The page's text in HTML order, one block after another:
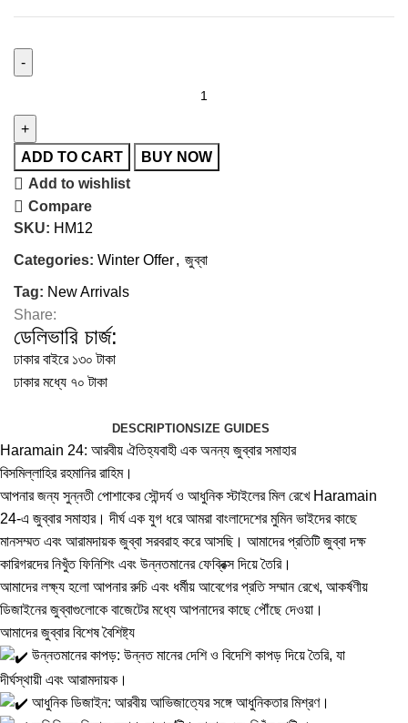
ADD TO CART
BUY NOW
Add to wishlist
Compare
SKU: HM12
Categories: Winter Offer, জুব্বা
Tag: New Arrivals
Share:
ডেলিভারি চার্জ:
ঢাকার বাইরে ১৩০ টাকা
ঢাকার মধ্যে ৭০ টাকা
DESCRIPTIONSIZE GUIDES
Haramain 24: আরবীয় ঐতিহ্যবাহী এক অনন্য জুব্বার সমাহার
বিসমিল্লাহির রহমানির রাহিম।
আপনার জন্য সুন্নতী পোশাকের সৌন্দর্য ও আধুনিক স্টাইলের মিল রেখে Haramain
24-এ জুব্বার সমাহার। দীর্ঘ এক যুগ ধরে আমরা বাংলাদেশের মুমিন ভাইদের কাছে
মানসম্মত এবং আরামদায়ক জুব্বা সরবরাহ করে আসছি। আমাদের প্রতিটি জুব্বা দক্ষ
কারিগরদের নিখুঁত ফিনিশিং এবং উন্নতমানের ফেব্রিক্স দিয়ে তৈরি।
আমাদের লক্ষ্য হলো আপনার রুচি এবং ধর্মীয় আবেগের প্রতি সম্মান রেখে, আকর্ষণীয়
ডিজাইনের জুব্বাগুলোকে বাজেটের মধ্যে আপনাদের কাছে পৌঁছে দেওয়া।
আমাদের জুব্বার বিশেষ বৈশিষ্ট্য
উন্নতমানের কাপড়: উন্নত মানের দেশি ও বিদেশি কাপড় দিয়ে তৈরি, যা
দীর্ঘস্থায়ী এবং আরামদায়ক।
আধুনিক ডিজাইন: আরবীয় আভিজাত্যের সঙ্গে আধুনিকতার মিশ্রণ।